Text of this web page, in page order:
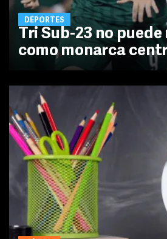
DEPORTES
Tri Sub-23 no
como monarca